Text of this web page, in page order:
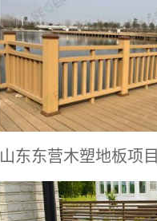
山东东营木塑地板项目